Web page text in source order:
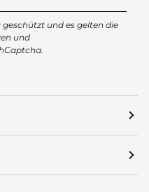
und es gelten die
und